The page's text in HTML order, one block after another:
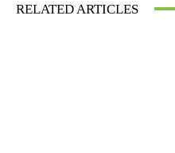
RELATED ARTICLES